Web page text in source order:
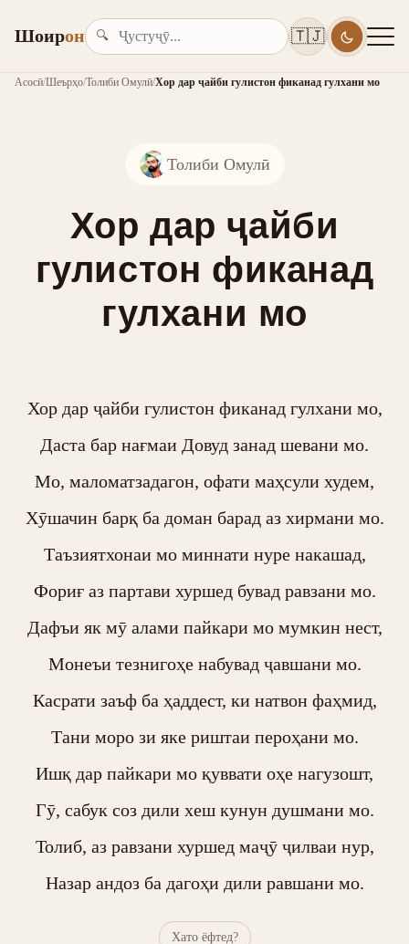
Шоирон 🔍 🇹🇯
Асосӣ/Шеърҳо/Толиби Омулӣ/Хор дар ҷайби гулистон фиканад гулхани мо
Толиби Омулӣ
Хор дар ҷайби
гулистон фиканад
гулхани мо
Хор дар ҷайби гулистон фиканад гулхани мо,
Даста бар нағмаи Довуд занад шевани мо.
Мо, маломатзадагон, офати маҳсули худем,
Хӯшачин барқ ба доман барад аз хирмани мо.
Таъзиятхонаи мо миннати нуре накашад,
Фориғ аз партави хуршед бувад равзани мо.
Дафъи як мӯ алами пайкари мо мумкин нест,
Монеъи тезнигоҳе набувад ҷавшани мо.
Касрати заъф ба ҳаддест, ки натвон фаҳмид,
Тани моро зи яке риштаи пероҳани мо.
Ишқ дар пайкари мо қуввати оҳе нагузошт,
Гӯ, сабук соз дили хеш кунун душмани мо.
Толиб, аз равзани хуршед маҷӯ ҷилваи нур,
Назар андоз ба дагоҳи дили равшани мо.
Хато ёфтед?